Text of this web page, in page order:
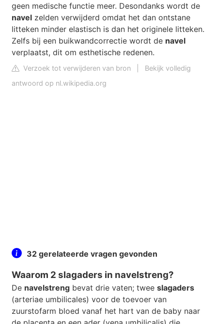
geen medische functie meer. Desondanks wordt de
navel zelden verwijderd omdat het dan ontstane
litteken minder elastisch is dan het originele litteken.
Zelfs bij een buikwandcorrectie wordt de navel
verplaatst, dit om esthetische redenen.
Verzoek tot verwijderen van bron
Bekijk volledig
antwoord op nl.wikipedia.org
32 gerelateerde vragen gevonden
Waarom 2 slagaders in navelstreng?
De navelstreng bevat drie vaten; twee slagaders
(arteriae umbilicales) voor de toevoer van
zuurstofarm bloed vanaf het hart van de baby naar